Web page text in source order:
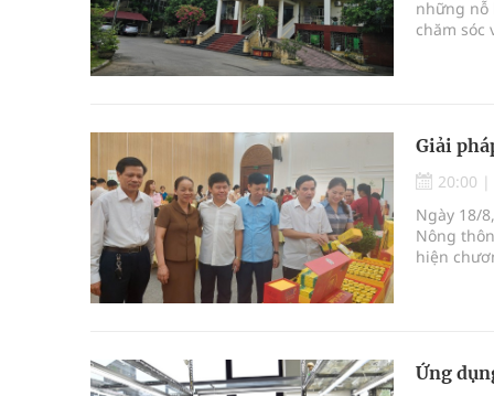
những nỗ
chăm sóc
Giải
20:00 |
Ngày 18/
Nông
hiện
Ứng